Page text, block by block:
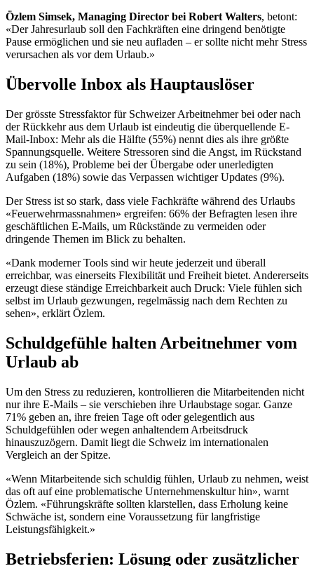
Özlem Simsek, Managing Director bei Robert Walters, betont:
«Der Jahresurlaub soll den Fachkräften eine dringend benötigte
Pause ermöglichen und sie neu aufladen – er sollte nicht mehr Stress
verursachen als vor dem Urlaub.»
Übervolle Inbox als Hauptauslöser
Der grösste Stressfaktor für Schweizer Arbeitnehmer bei oder nach
der Rückkehr aus dem Urlaub ist eindeutig die überquellende E-
Mail-Inbox: Mehr als die Hälfte (55%) nennt dies als ihre größte
Spannungsquelle. Weitere Stressoren sind die Angst, im Rückstand
zu sein (18%), Probleme bei der Übergabe oder unerledigten
Aufgaben (18%) sowie das Verpassen wichtiger Updates (9%).
Der Stress ist so stark, dass viele Fachkräfte während des Urlaubs
«Feuerwehrmassnahmen» ergreifen: 66% der Befragten lesen ihre
geschäftlichen E-Mails, um Rückstände zu vermeiden oder
dringende Themen im Blick zu behalten.
«Dank moderner Tools sind wir heute jederzeit und überall
erreichbar, was einerseits Flexibilität und Freiheit bietet. Andererseits
erzeugt diese ständige Erreichbarkeit auch Druck: Viele fühlen sich
selbst im Urlaub gezwungen, regelmässig nach dem Rechten zu
sehen», erklärt Özlem.
Schuldgefühle halten Arbeitnehmer vom
Urlaub ab
Um den Stress zu reduzieren, kontrollieren die Mitarbeitenden nicht
nur ihre E-Mails – sie verschieben ihre Urlaubstage sogar. Ganze
71% geben an, ihre freien Tage oft oder gelegentlich aus
Schuldgefühlen oder wegen anhaltendem Arbeitsdruck
hinauszuzögern. Damit liegt die Schweiz im internationalen
Vergleich an der Spitze.
«Wenn Mitarbeitende sich schuldig fühlen, Urlaub zu nehmen, weist
das oft auf eine problematische Unternehmenskultur hin», warnt
Özlem. «Führungskräfte sollten klarstellen, dass Erholung keine
Schwäche ist, sondern eine Voraussetzung für langfristige
Leistungsfähigkeit.»
Betriebsferien: Lösung oder zusätzlicher